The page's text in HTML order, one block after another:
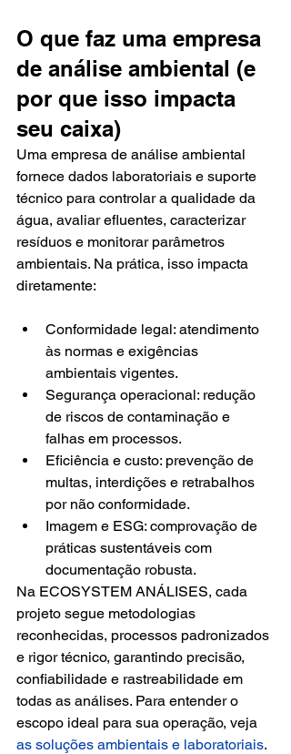
O que faz uma empresa
de análise ambiental (e
por que isso impacta
seu caixa)
Uma empresa de análise ambiental
fornece dados laboratoriais e suporte
técnico para controlar a qualidade da
água, avaliar efluentes, caracterizar
resíduos e monitorar parâmetros
ambientais. Na prática, isso impacta
diretamente:
Conformidade legal: atendimento
às normas e exigências
ambientais vigentes.
Segurança operacional: redução
de riscos de contaminação e
falhas em processos.
Eficiência e custo: prevenção de
multas, interdições e retrabalhos
por não conformidade.
Imagem e ESG: comprovação de
práticas sustentáveis com
documentação robusta.
Na ECOSYSTEM ANÁLISES, cada
projeto segue metodologias
reconhecidas, processos padronizados
e rigor técnico, garantindo precisão,
confiabilidade e rastreabilidade em
todas as análises. Para entender o
escopo ideal para sua operação, veja
as soluções ambientais e laboratoriais.